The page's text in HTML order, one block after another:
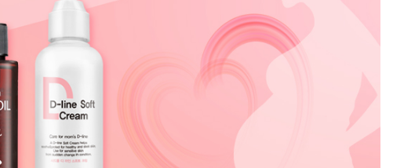
/
텍스트 사용후기
포토사용 후기
해외배송문의
시드물 매니아